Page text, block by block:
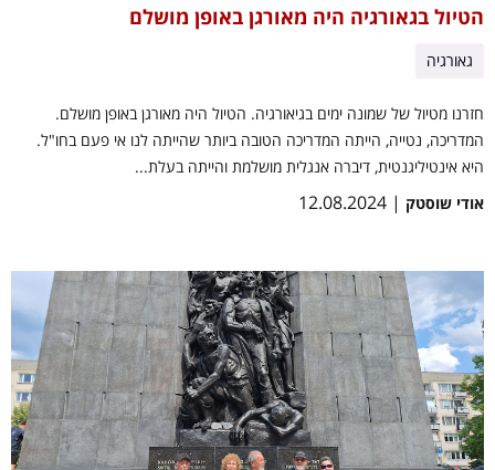
הטיול בגאורגיה היה מאורגן באופן מושלם
גאורגיה
חזרנו מטיול של שמונה ימים בגיאורגיה. הטיול היה מאורגן באופן מושלם.
המדריכה, נטייה, הייתה המדריכה הטובה ביותר שהייתה לנו אי פעם בחו"ל.
היא אינטיליגנטית, דיברה אנגלית מושלמת והייתה בעלת...
אודי שוסטק | 12.08.2024